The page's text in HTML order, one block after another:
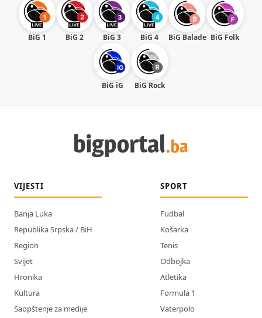
BiG 1 BiG 2 BiG 3 BiG 4 BiG Balade BiG Folk
BiG iG BiG Rock
VIJESTI
Banja Luka
Republika Srpska / BiH
Region
Svijet
Hronika
Kultura
Saopštenje za medije
SPORT
Fudbal
Košarka
Tenis
Odbojka
Atletika
Formula 1
Vaterpolo